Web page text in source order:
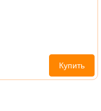
Купить